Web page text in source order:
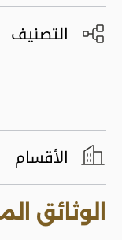
التصنيف
الأقسام
الوثائق